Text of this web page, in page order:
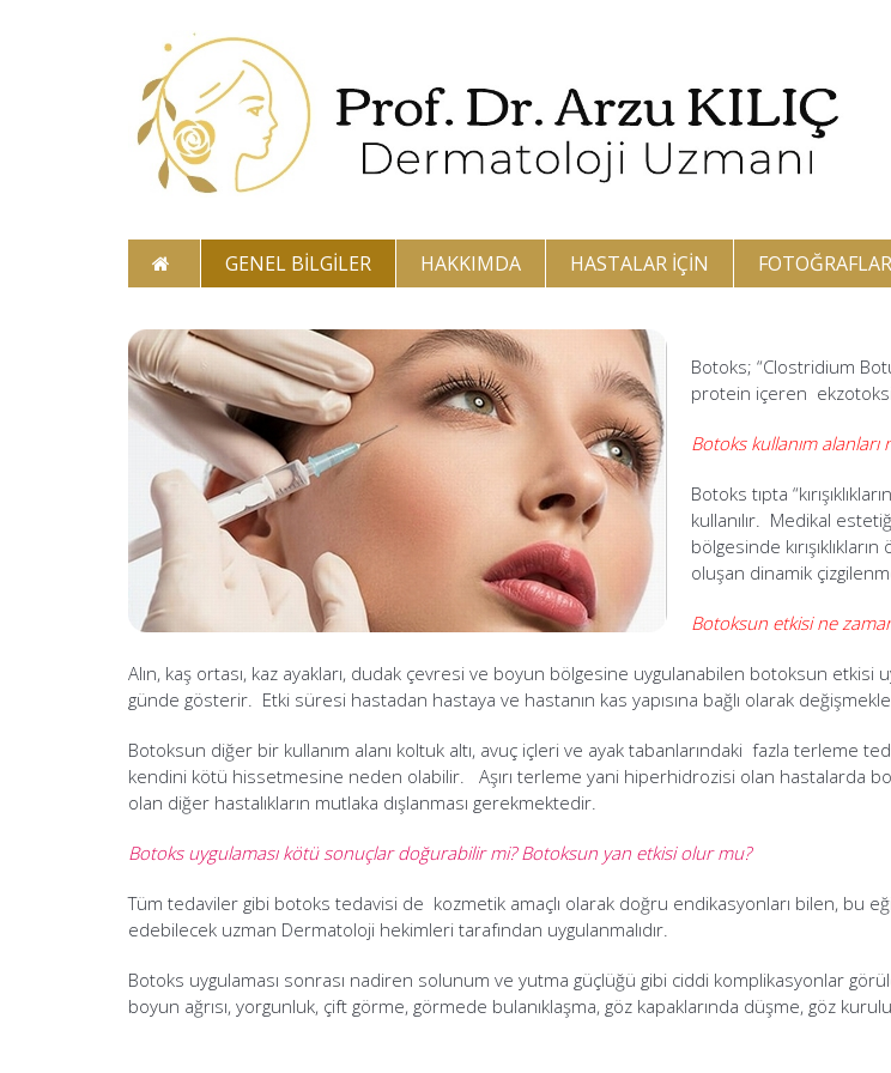
GENEL BILGILER HAKKIMDA HASTALAR İÇIN FOTOĞRAFLAR
Botoks; “Clostridium
protein içeren
Botoks kullanım alanları
Botoks tıpta
kullanılır. Medikal
bölgesinde
oluşan dinamik
Botoksun etkisi ne
Alın, kaş ortası, kaz ayakları, dudak çevresi ve boyun bölgesine uygulanabilen botoksun
günde gösterir. Etki süresi hastadan hastaya ve hastanın kas yapısına bağlı olarak
Botoksun diğer bir kullanım alanı koltuk altı, avuç içleri ve ayak tabanlarındaki fazla terleme
kendini kötü hissetmesine neden olabilir. Aşırı terleme yani hiperhidrozisi olan hastalarda
olan diğer hastalıkların mutlaka dışlanması gerekmektedir.
Botoks uygulaması kötü sonuçlar doğurabilir mi? Botoksun yan etkisi olur mu?
Tüm tedaviler gibi botoks tedavisi de kozmetik amaçlı olarak doğru endikasyonları bilen, bu
edebilecek uzman Dermatoloji hekimleri tarafından uygulanmalıdır.
Botoks uygulaması sonrası nadiren solunum ve yutma güçlüğü gibi ciddi komplikasyonlar
boyun ağrısı, yorgunluk, çift görme, görmede bulanıklaşma, göz kapaklarında düşme, göz